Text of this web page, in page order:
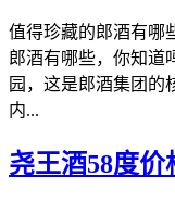
值得珍藏的郎酒有哪
郎酒有哪些，你知道
园，这是郎酒集团的
内...
尧王酒58度